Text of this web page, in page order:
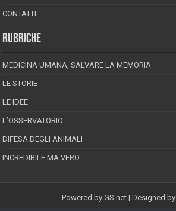
CONTATTI
RUBRICHE
MEDICINA UMANA, SALVARE LA MEMORIA
LE STORIE
LE IDEE
L’OSSERVATORIO
DIFESA DEGLI ANIMALI
INCREDIBILE MA VERO
Powered by GS.net | Designed by